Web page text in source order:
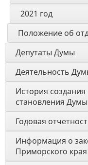
2021 год
Положение об
Депутаты Думы
Деятельность
История создания
становления Думы
Годовая
Информация о
Приморского края